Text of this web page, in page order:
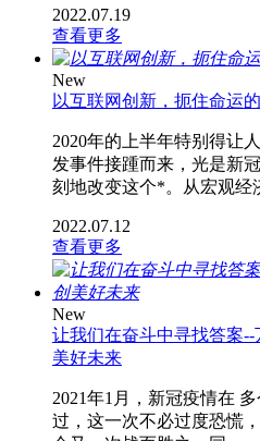
2022.07.19
查看更多
New
以互联网创新，扼住命运
2020年的上半年特别得让
发事件接踵而来，光是新
刻地改变这个*。从宏观
2022.07.12
查看更多
New
让我们在奋斗中寻找答案
美好未来
2021年1月，新冠疫情在
过，这一次不必过度恐慌